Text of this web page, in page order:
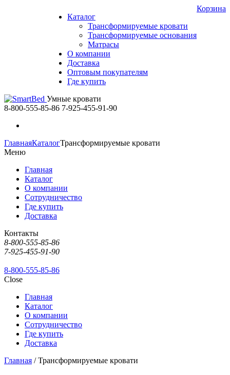
Каталог
Трансформируемые кровати
Трансформируемые основания
Матрасы
О компании
Доставка
Оптовым покупателям
Где купить
Корзина
Умные кровати
8-800-555-85-86 7-925-455-91-90
ГлавнаяКаталогТрансформируемые кровати
Меню
Главная
Каталог
О компании
Сотрудничество
Где купить
Доставка
Контакты
8-800-555-85-86
7-925-455-91-90
8-800-555-85-86
Close
Главная
Каталог
О компании
Сотрудничество
Где купить
Доставка
Главная / Трансформируемые кровати